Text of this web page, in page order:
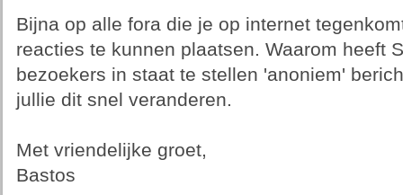
Bijna op alle fora die je op internet
reacties te kunnen plaatsen. Waarom heeft
bezoekers in staat te stellen 'anoniem'
jullie dit snel veranderen.
Met vriendelijke groet,
Bastos